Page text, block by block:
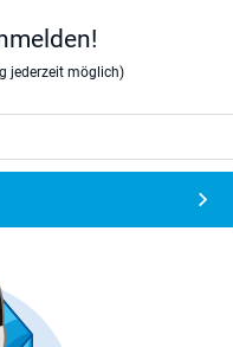
jederzeit möglich)